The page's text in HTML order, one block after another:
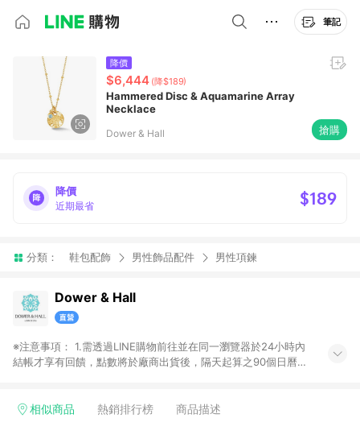
筆記
降價
$6,444 (降$189)
Hammered Disc & Aquamarine Array
Necklace
Dower & Hall 搶購
降價
近期最省 $189
分類： 鞋包配飾 男性飾品配件 男性項鍊
Dower & Hall
※注意事項： 1.需透過LINE購物前往並在同一瀏覽器於24小時內
結帳才享有回饋，點數將於廠商出貨後，隔天起算之90個日曆天
差異。 4.若於商家App下單，不符合LINE購物導購資格。
相似商品 熱銷排行榜 商品描述